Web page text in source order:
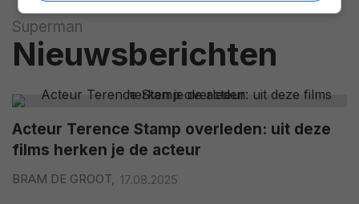
Superman
Nieuwsberichten
Acteur Terence Stamp overleden: uit deze
films herken je de acteur
BRAM DE GROOT, 17.08.2025